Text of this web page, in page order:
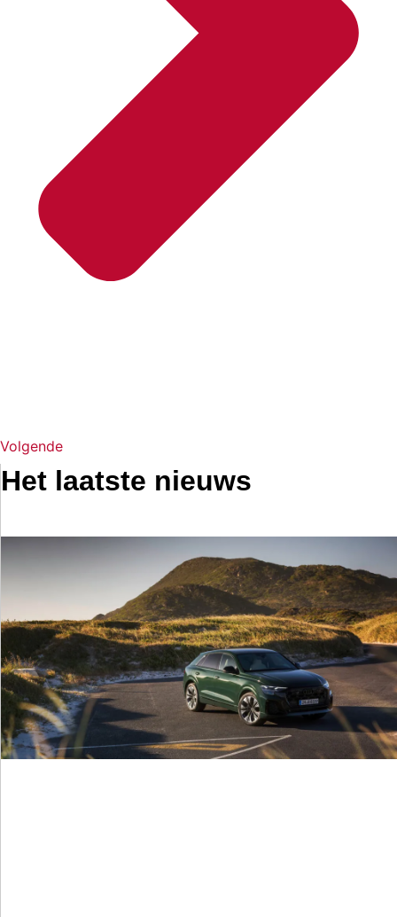
Volgende
Het laatste nieuws